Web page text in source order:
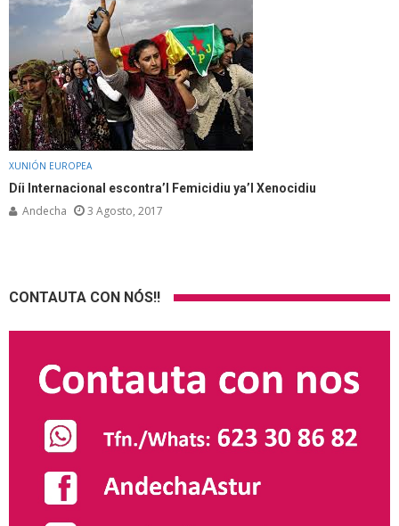
XUNIÓN EUROPEA
Díi Internacional escontra’l Femicidiu ya’l Xenocidiu
Andecha 3 Agosto, 2017
CONTAUTA CON NÓS!!